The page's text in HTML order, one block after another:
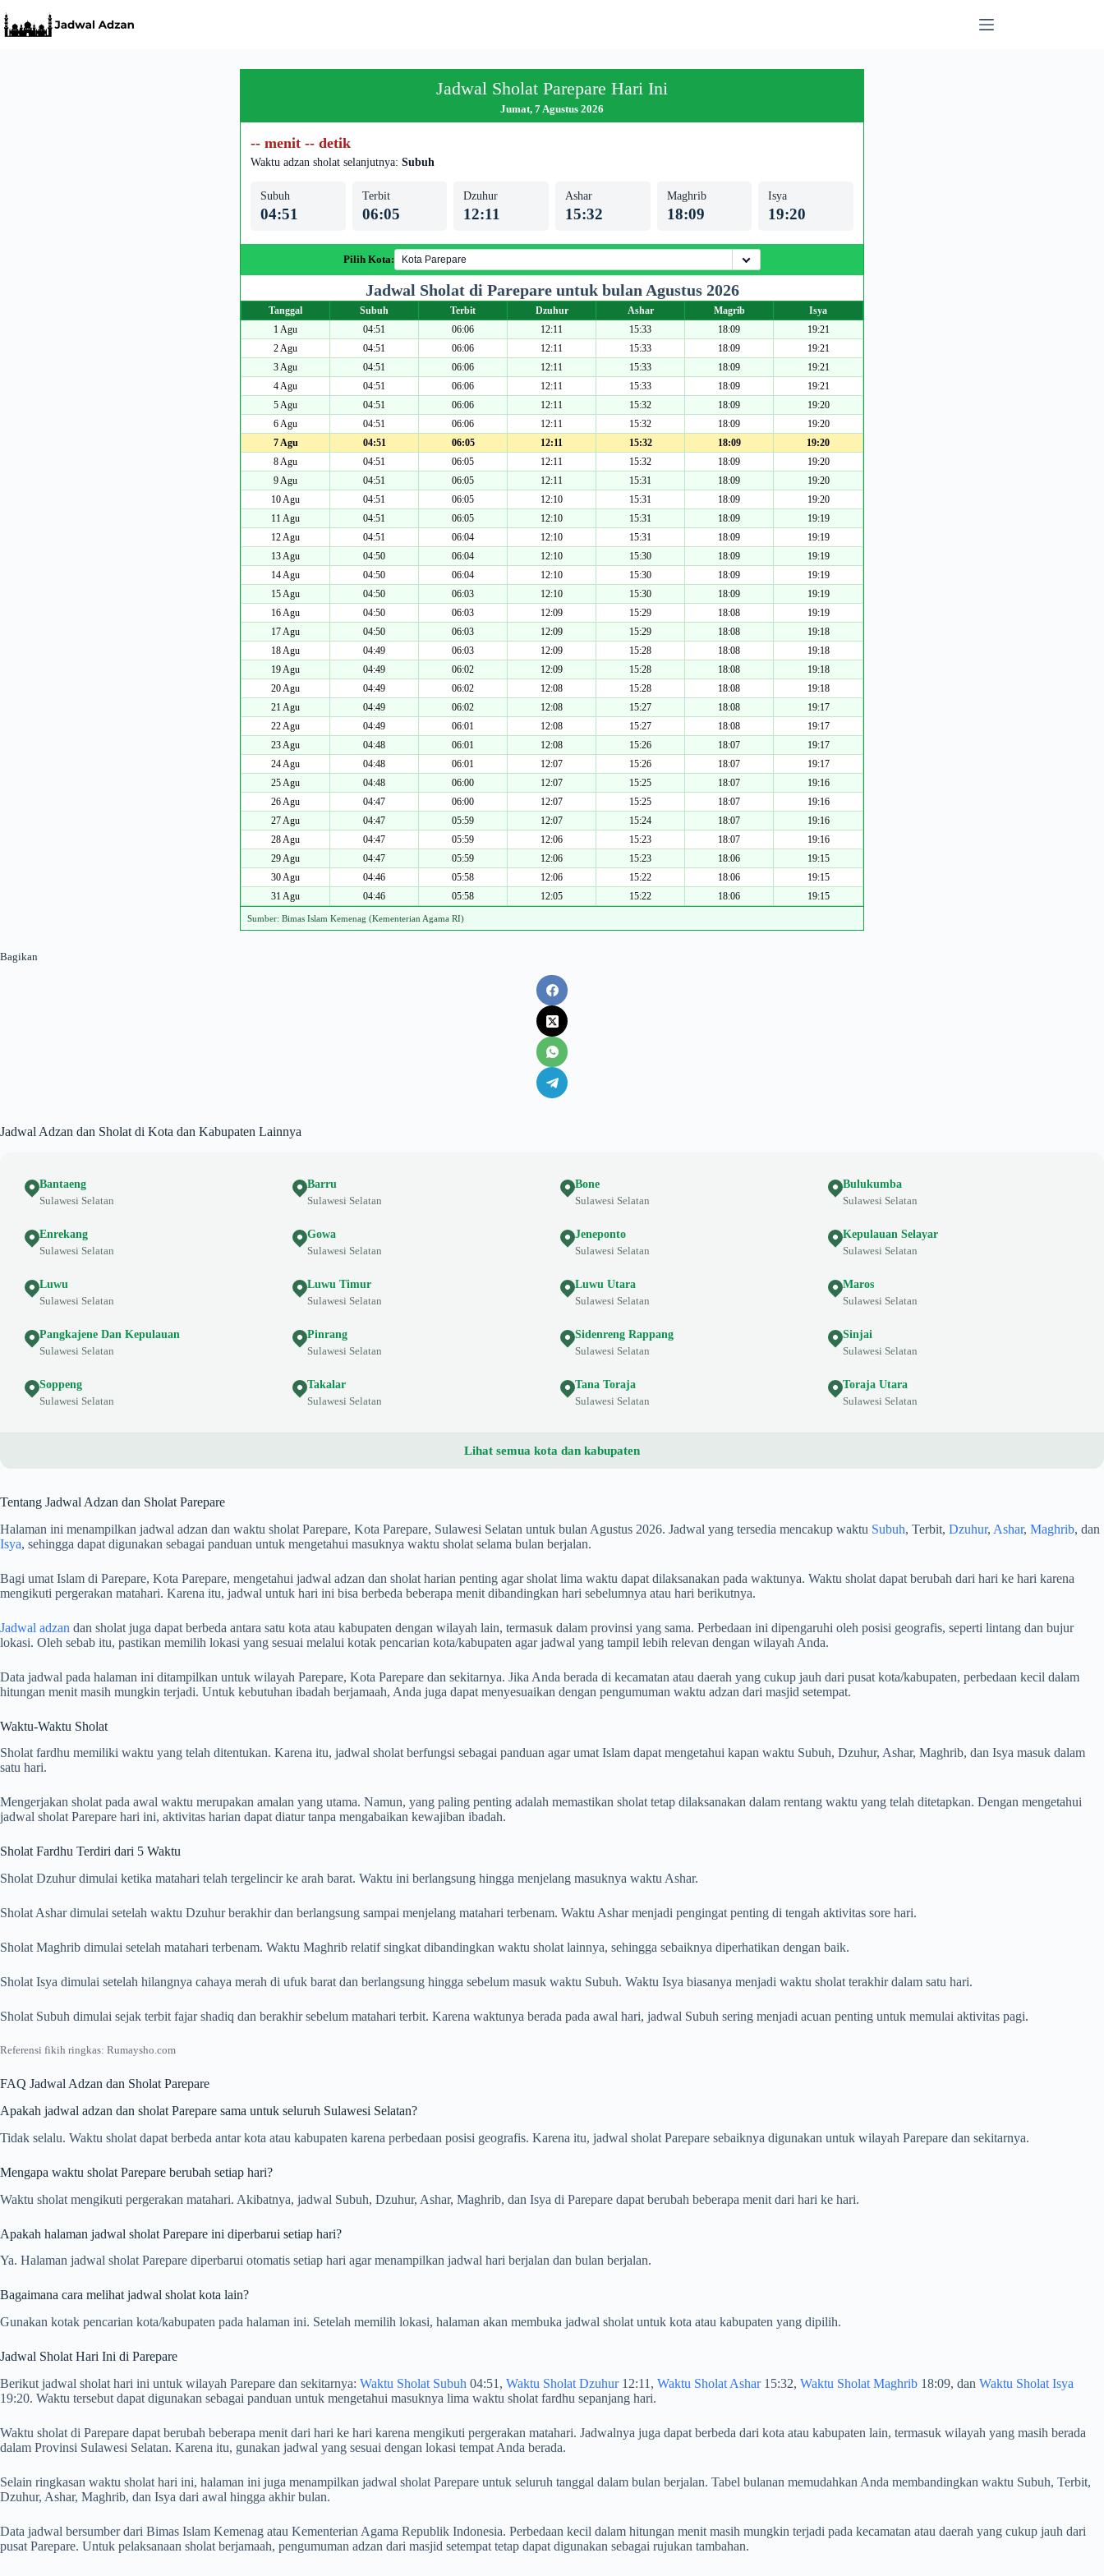
to
content
Jadwal Sholat Parepare Hari Ini
Jumat, 7 Agustus 2026
-- menit -- detik
Waktu adzan sholat selanjutnya: Subuh
Subuh
04:51
Terbit
06:05
Dzuhur
12:11
Ashar
15:32
Maghrib
18:09
Isya
19:20
Pilih Kota:
Jadwal Sholat di Parepare untuk bulan Agustus 2026
Tanggal Subuh Terbit Dzuhur Ashar Magrib
Isya
1 Agu
04:51 06:06 12:11 15:33 18:09
19:21
2 Agu
04:51 06:06 12:11 15:33 18:09
19:21
3 Agu
04:51 06:06 12:11 15:33 18:09
19:21
4 Agu
04:51 06:06 12:11 15:33 18:09
19:21
5 Agu
04:51 06:06 12:11 15:32 18:09
19:20
6 Agu
04:51 06:06 12:11 15:32 18:09
19:20
7 Agu
04:51 06:05 12:11 15:32 18:09
19:20
8 Agu
04:51 06:05 12:11 15:32 18:09
19:20
9 Agu
04:51 06:05 12:11 15:31 18:09
19:20
10 Agu
04:51 06:05 12:10 15:31 18:09
19:20
11 Agu
04:51 06:05 12:10 15:31 18:09
19:19
12 Agu
04:51 06:04 12:10 15:31 18:09
19:19
13 Agu
04:50 06:04 12:10 15:30 18:09
19:19
14 Agu
04:50 06:04 12:10 15:30 18:09
19:19
15 Agu
04:50 06:03 12:10 15:30 18:09
19:19
16 Agu
04:50 06:03 12:09 15:29 18:08
19:19
17 Agu
04:50 06:03 12:09 15:29 18:08
19:18
18 Agu
04:49 06:03 12:09 15:28 18:08
19:18
19 Agu
04:49 06:02 12:09 15:28 18:08
19:18
20 Agu
04:49 06:02 12:08 15:28 18:08
19:18
21 Agu
04:49 06:02 12:08 15:27 18:08
19:17
22 Agu
04:49 06:01 12:08 15:27 18:08
19:17
23 Agu
04:48 06:01 12:08 15:26 18:07
19:17
24 Agu
04:48 06:01 12:07 15:26 18:07
19:17
25 Agu
04:48 06:00 12:07 15:25 18:07
19:16
26 Agu
04:47 06:00 12:07 15:25 18:07
19:16
27 Agu
04:47 05:59 12:07 15:24 18:07
19:16
28 Agu
04:47 05:59 12:06 15:23 18:07
19:16
29 Agu
04:47 05:59 12:06 15:23 18:06
19:15
30 Agu
04:46 05:58 12:06 15:22 18:06
19:15
31 Agu
04:46 05:58 12:05 15:22 18:06 19:15
Sumber: Bimas Islam Kemenag (Kementerian Agama RI)
Bagikan
Jadwal Adzan dan Sholat di Kota dan Kabupaten Lainnya
Bantaeng
Sulawesi Selatan
Barru
Sulawesi Selatan
Bone
Sulawesi Selatan
Bulukumba
Sulawesi Selatan
Enrekang
Sulawesi Selatan
Gowa
Sulawesi Selatan
Jeneponto
Sulawesi Selatan
Kepulauan Selayar
Sulawesi Selatan
Luwu
Sulawesi Selatan
Luwu Timur
Sulawesi Selatan
Luwu Utara
Sulawesi Selatan
Maros
Sulawesi Selatan
Pangkajene Dan Kepulauan
Sulawesi Selatan
Pinrang
Sulawesi Selatan
Sidenreng Rappang
Sulawesi Selatan
Sinjai
Sulawesi Selatan
Soppeng
Sulawesi Selatan
Takalar
Sulawesi Selatan
Tana Toraja
Sulawesi Selatan
Toraja Utara
Sulawesi Selatan
Lihat semua kota dan kabupaten
Tentang Jadwal Adzan dan Sholat Parepare
Halaman ini menampilkan jadwal adzan dan waktu sholat Parepare, Kota Parepare, Sulawesi Selatan untuk bulan Agustus 2026. Jadwal yang tersedia mencakup waktu Subuh, Terbit, Dzuhur, Ashar, Maghrib, dan
Isya, sehingga dapat digunakan sebagai panduan untuk mengetahui masuknya waktu sholat selama bulan berjalan.
Bagi umat Islam di Parepare, Kota Parepare, mengetahui jadwal adzan dan sholat harian penting agar sholat lima waktu dapat dilaksanakan pada waktunya. Waktu sholat dapat berubah dari hari ke hari karena
mengikuti pergerakan matahari. Karena itu, jadwal untuk hari ini bisa berbeda beberapa menit dibandingkan hari sebelumnya atau hari berikutnya.
Jadwal adzan dan sholat juga dapat berbeda antara satu kota atau kabupaten dengan wilayah lain, termasuk dalam provinsi yang sama. Perbedaan ini dipengaruhi oleh posisi geografis, seperti lintang dan bujur
lokasi. Oleh sebab itu, pastikan memilih lokasi yang sesuai melalui kotak pencarian kota/kabupaten agar jadwal yang tampil lebih relevan dengan wilayah Anda.
Data jadwal pada halaman ini ditampilkan untuk wilayah Parepare, Kota Parepare dan sekitarnya. Jika Anda berada di kecamatan atau daerah yang cukup jauh dari pusat kota/kabupaten, perbedaan kecil dalam
hitungan menit masih mungkin terjadi. Untuk kebutuhan ibadah berjamaah, Anda juga dapat menyesuaikan dengan pengumuman waktu adzan dari masjid setempat.
Waktu-Waktu Sholat
Sholat fardhu memiliki waktu yang telah ditentukan. Karena itu, jadwal sholat berfungsi sebagai panduan agar umat Islam dapat mengetahui kapan waktu Subuh, Dzuhur, Ashar, Maghrib, dan Isya masuk dalam
satu hari.
Mengerjakan sholat pada awal waktu merupakan amalan yang utama. Namun, yang paling penting adalah memastikan sholat tetap dilaksanakan dalam rentang waktu yang telah ditetapkan. Dengan mengetahui
jadwal sholat Parepare hari ini, aktivitas harian dapat diatur tanpa mengabaikan kewajiban ibadah.
Sholat Fardhu Terdiri dari 5 Waktu
Sholat Dzuhur dimulai ketika matahari telah tergelincir ke arah barat. Waktu ini berlangsung hingga menjelang masuknya waktu Ashar.
Sholat Ashar dimulai setelah waktu Dzuhur berakhir dan berlangsung sampai menjelang matahari terbenam. Waktu Ashar menjadi pengingat penting di tengah aktivitas sore hari.
Sholat Maghrib dimulai setelah matahari terbenam. Waktu Maghrib relatif singkat dibandingkan waktu sholat lainnya, sehingga sebaiknya diperhatikan dengan baik.
Sholat Isya dimulai setelah hilangnya cahaya merah di ufuk barat dan berlangsung hingga sebelum masuk waktu Subuh. Waktu Isya biasanya menjadi waktu sholat terakhir dalam satu hari.
Sholat Subuh dimulai sejak terbit fajar shadiq dan berakhir sebelum matahari terbit. Karena waktunya berada pada awal hari, jadwal Subuh sering menjadi acuan penting untuk memulai aktivitas pagi.
Referensi fikih ringkas: Rumaysho.com
FAQ Jadwal Adzan dan Sholat Parepare
Apakah jadwal adzan dan sholat Parepare sama untuk seluruh Sulawesi Selatan?
Tidak selalu. Waktu sholat dapat berbeda antar kota atau kabupaten karena perbedaan posisi geografis. Karena itu, jadwal sholat Parepare sebaiknya digunakan untuk wilayah Parepare dan sekitarnya.
Mengapa waktu sholat Parepare berubah setiap hari?
Waktu sholat mengikuti pergerakan matahari. Akibatnya, jadwal Subuh, Dzuhur, Ashar, Maghrib, dan Isya di Parepare dapat berubah beberapa menit dari hari ke hari.
Apakah halaman jadwal sholat Parepare ini diperbarui setiap hari?
Ya. Halaman jadwal sholat Parepare diperbarui otomatis setiap hari agar menampilkan jadwal hari berjalan dan bulan berjalan.
Bagaimana cara melihat jadwal sholat kota lain?
Gunakan kotak pencarian kota/kabupaten pada halaman ini. Setelah memilih lokasi, halaman akan membuka jadwal sholat untuk kota atau kabupaten yang dipilih.
Jadwal Sholat Hari Ini di Parepare
Berikut jadwal sholat hari ini untuk wilayah Parepare dan sekitarnya: Waktu Sholat Subuh 04:51, Waktu Sholat Dzuhur12:11, Waktu Sholat Ashar15:32, Waktu Sholat Maghrib 18:09, dan Waktu Sholat Isya
19:20. Waktu tersebut dapat digunakan sebagai panduan untuk mengetahui masuknya lima waktu sholat fardhu sepanjang hari.
Waktu sholat di Parepare dapat berubah beberapa menit dari hari ke hari karena mengikuti pergerakan matahari. Jadwalnya juga dapat berbeda dari kota atau kabupaten lain, termasuk wilayah yang masih berada
dalam Provinsi Sulawesi Selatan. Karena itu, gunakan jadwal yang sesuai dengan lokasi tempat Anda berada.
Selain ringkasan waktu sholat hari ini, halaman ini juga menampilkan jadwal sholat Parepare untuk seluruh tanggal dalam bulan berjalan. Tabel bulanan memudahkan Anda membandingkan waktu Subuh, Terbit,
Dzuhur, Ashar, Maghrib, dan Isya dari awal hingga akhir bulan.
Data jadwal bersumber dari Bimas Islam Kemenag atau Kementerian Agama Republik Indonesia. Perbedaan kecil dalam hitungan menit masih mungkin terjadi pada kecamatan atau daerah yang cukup jauh dari
pusat Parepare. Untuk pelaksanaan sholat berjamaah, pengumuman adzan dari masjid setempat tetap dapat digunakan sebagai rujukan tambahan.